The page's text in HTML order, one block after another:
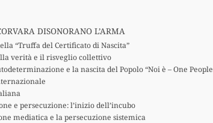
DISONORANO L’ARMA
“Truffa del Certificato di Nascita”
verità e il risveglio collettivo
e la nascita del Popolo “Noi è – One
e persecuzione: l’inizio dell’incubo
mediatica e la persecuzione sistemica